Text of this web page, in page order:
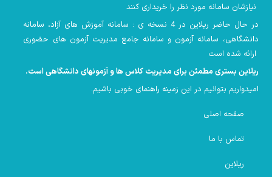
در حال حاضر ریلاین در 4 نسخه ی : سامانه آموزش های آزاد، سامانه
دانشگاهی، سامانه آزمون و سامانه جامع مدیریت آزمون های حضوری
ریلاین بستری مطمئن برای مدیریت کلاس ها و آزمونهای دانشگاهی است.
امیدواریم بتوانیم در این زمینه راهنمای خوبی باشیم.
صفحه اصلی
تماس با ما
ریلاین